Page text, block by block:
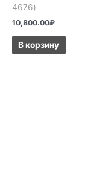
4676)
10,800.00₽
В корзину